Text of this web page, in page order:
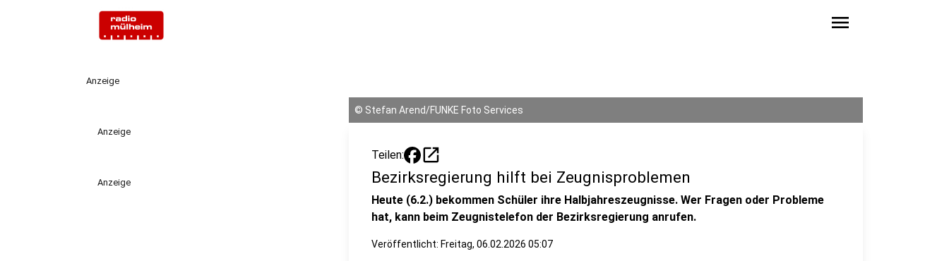
menu
Anzeige
Anzeige
Anzeige
© Stefan Arend/FUNKE Foto Services
Teilen: open_in_new
Bezirksregierung hilft bei Zeugnisproblemen
Heute (6.2.) bekommen Schüler ihre Halbjahreszeugnisse. Wer Fragen oder Probleme
hat, kann beim Zeugnistelefon der Bezirksregierung anrufen.
Veröffentlicht: Freitag, 06.02.2026 05:07